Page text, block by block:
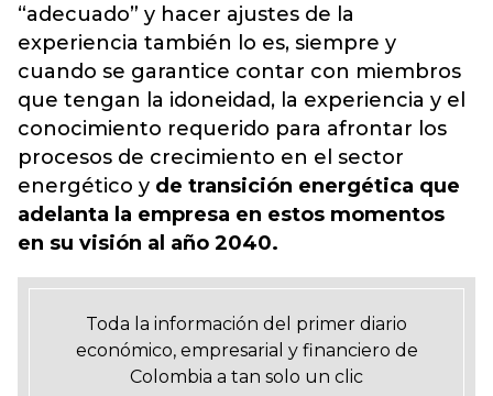
“adecuado” y hacer ajustes de la
experiencia también lo es, siempre y
cuando se garantice contar con miembros
que tengan la idoneidad, la experiencia y el
conocimiento requerido para afrontar los
procesos de crecimiento en el sector
energético y de transición energética que
adelanta la empresa en estos momentos
en su visión al año 2040.
Toda la información del primer diario
económico, empresarial y financiero de
Colombia a tan solo un clic